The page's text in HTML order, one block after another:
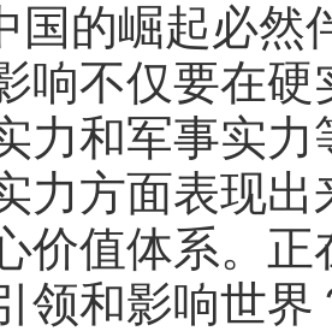
国的崛起必然
响不仅要在
力和军事实
力方面表现
价值体系。
领和影响世界